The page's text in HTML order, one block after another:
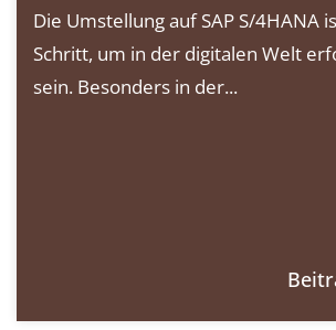
Die Umstellung auf SAP S/4HANA
Schritt, um in der digitalen Welt
sein. Besonders in der...